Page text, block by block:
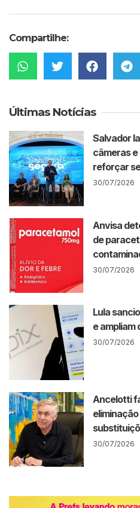
Compartilhe:
Últimas Notícias
Salvador
câmeras
reforçar
30/07/2026
Anvisa
de
30/07/2026
Lula
e ampliam
30/07/2026
Ancelotti
30/07/2026